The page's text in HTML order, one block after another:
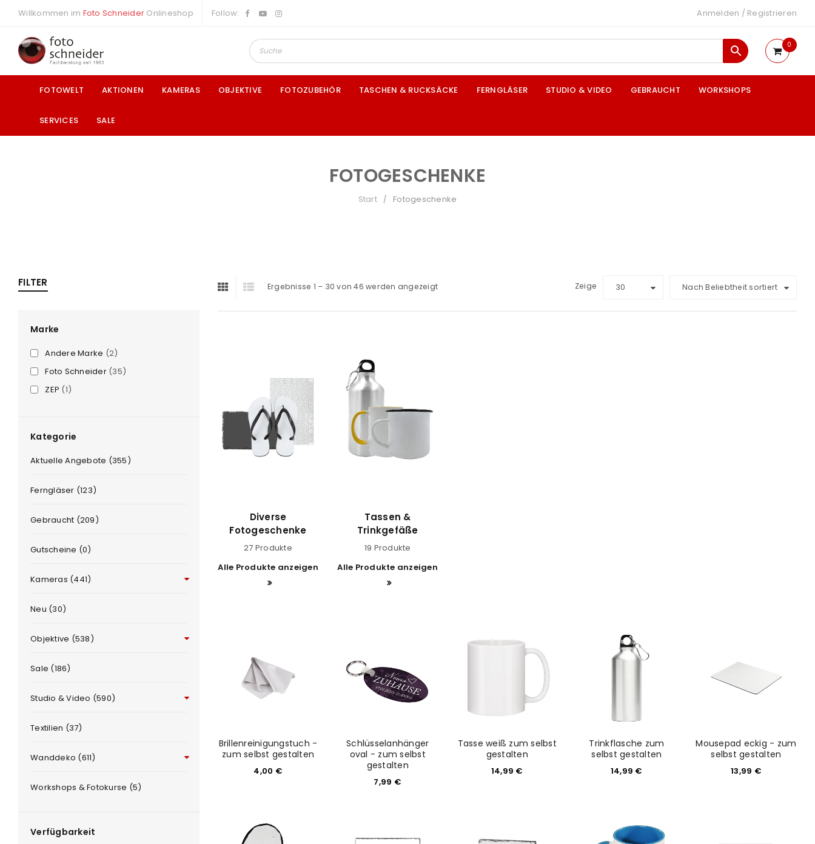
Willkommen im Foto Schneider Onlineshop Follow: Anmelden / Registrieren
0
FOTOWELT AKTIONEN KAMERAS OBJEKTIVE FOTOZUBEHÖR TASCHEN & RUCKSÄCKE FERNGLÄSER STUDIO & VIDEO GEBRAUCHT WORKSHOPS
SERVICES SALE
FOTOGESCHENKE
Start / Fotogeschenke
FILTER
Marke
Andere Marke (2)
Foto Schneider (35)
ZEP (1)
Kategorie
Aktuelle Angebote (355)
Ferngläser (123)
Gebraucht (209)
Gutscheine (0)
Kameras (441)
Neu (30)
Objektive (538)
Sale (186)
Studio & Video (590)
Textilien (37)
Wanddeko (611)
Workshops & Fotokurse (5)
Verfügbarkeit
Ergebnisse 1 – 30 von 46 werden angezeigt Nach Beliebtheit sortiert
Zeige 30
Diverse
Fotogeschenke
27 Produkte
Alle Produkte anzeigen
Tassen &
Trinkgefäße
19 Produkte
Alle Produkte anzeigen
Brillenreinigungstuch -
zum selbst gestalten
4,00 €
Schlüsselanhänger
oval - zum selbst
gestalten
7,99 €
Tasse weiß zum selbst
gestalten
14,99 €
Trinkflasche zum
selbst gestalten
14,99 €
Mousepad eckig - zum
selbst gestalten
13,99 €